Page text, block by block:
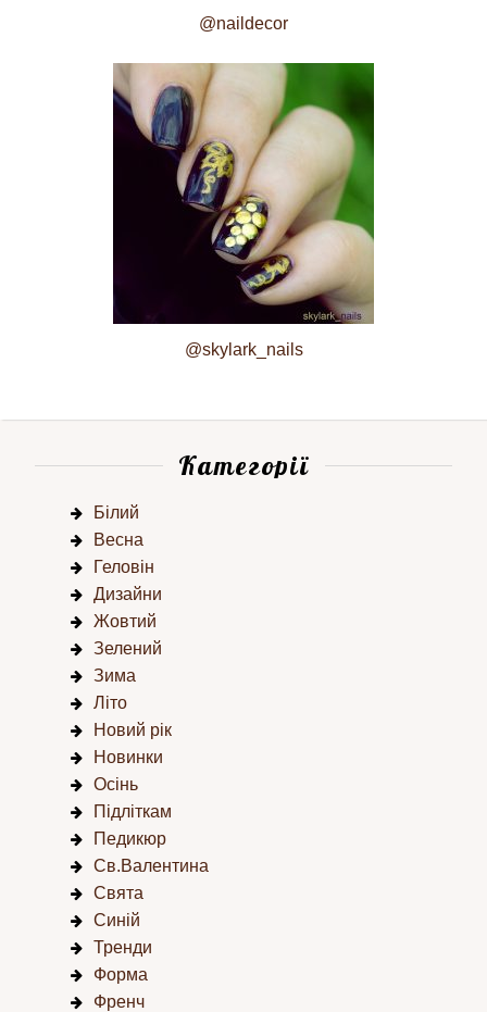
@naildecor
@skylark_nails
Категорії
Білий
Весна
Геловін
Дизайни
Жовтий
Зелений
Зима
Літо
Новий рік
Новинки
Осінь
Підліткам
Педикюр
Св.Валентина
Свята
Синій
Тренди
Форма
Френч